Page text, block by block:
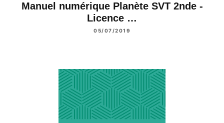
Manuel numérique Planète SVT 2nde -
Licence …
05/07/2019